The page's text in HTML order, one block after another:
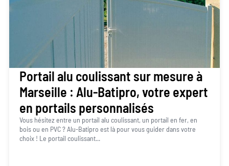
Portail alu coulissant sur mesure à
Marseille : Alu-Batipro, votre expert
en portails personnalisés
Vous hésitez entre un portail alu coulissant, un portail en fer, en
bois ou en PVC ? Alu-Batipro est là pour vous guider dans votre
choix ! Le portail coulissant...